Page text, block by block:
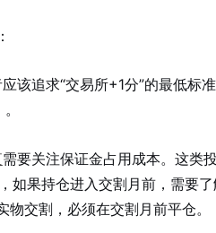
该追求“交易所+1分”的最低标
。
需要关注保证金占用成本。这类
如果持仓进入交割月前，需要
交割，必须在交割月前平仓。